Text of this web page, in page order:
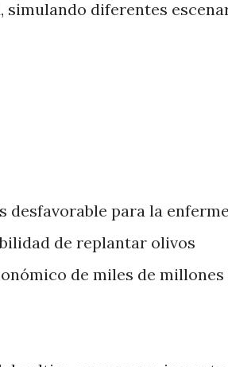
simulando diferentes
desfavorable para la
de replantar olivos
de miles de millones